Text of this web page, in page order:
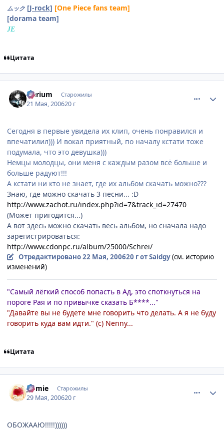
ムック [J-rock] [One Piece fans team]
[dorama team]
JE
Цитата
Nerium Старожилы
21 Мая, 200620 г
Сегодня в первые увидела их клип, очень понравился и
впечатилил))) И вокал приятный, по началу кстати тоже
подумала, что это девушка)))
Немцы молодцы, они меня с каждым разом всё больше и
больше радуют!!!
А кстати ни кто не знает, где их альбом скачать можно???
Знаю, где можно скачать 3 песни... :D
http://www.zachot.ru/index.php?id=7&track_id=27470
(Может пригодится...)
А вот здесь можно скачать весь альбом, но сначала надо
зарегистрироваться:
http://www.cdonpc.ru/album/25000/Schrei/
Отредактировано22 Мая, 200620 гот Saidgy(см. историю
изменений)
"Самый лёгкий способ попасть в Ад, это споткнуться на
пороге Рая и по привычке сказать Б****..."
"Давайте вы не будете мне говорить что делать. А я не буду
говорить куда вам идти." (с) Nenny...
Цитата
J@mie Старожилы
29 Мая, 200620 г
ОБОЖААЮ!!!!!))))))